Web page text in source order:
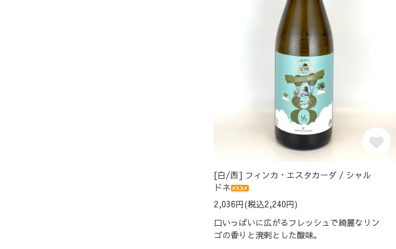
[白/西] フィンカ・エスタカーダ / シャル
ドネ
2,036円(税込2,240円)
口いっぱいに広がるフレッシュで綺麗なリン
ゴの香りと溌剌とした酸味。